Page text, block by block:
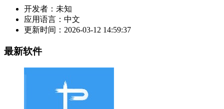
开发者： 未知
应用语言： 中文
更新时间： 2026-03-12 14:59:37
最新软件